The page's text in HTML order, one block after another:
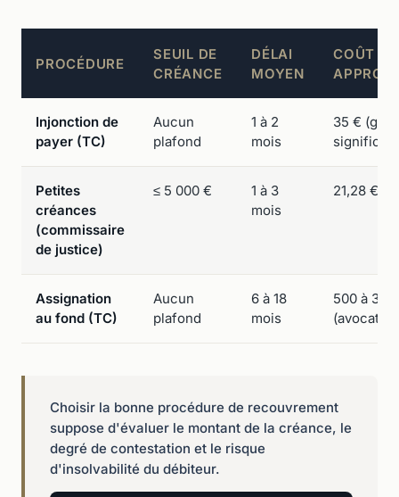
PROCÉDURE
SEUIL DE
CRÉANCE
DÉLAI
MOYEN
COÛT
Injonction de
payer (TC)
Aucun
plafond
1 à 2
mois
35 €
Petites
créances
(commissaire
de justice)
≤ 5 000 €
1 à 3
mois
21,28 €
Assignation
au fond (TC)
Aucun
plafond
6 à 18
mois
500 à 3
(avocat +
Choisir la bonne procédure de recouvrement
suppose d'évaluer le montant de la créance, le
degré de contestation et le risque
d'insolvabilité du débiteur.